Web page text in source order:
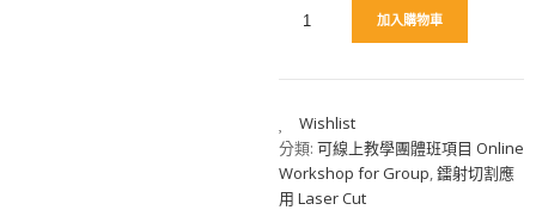
加入購物車
Wishlist
分類: 可線上教學團體班項目 Online
Workshop for Group,鐳射切割應
用 Laser Cut